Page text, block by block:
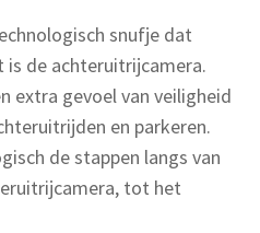
snufje dat
de achteruitrijcamera.
extra gevoel van veiligheid
en parkeren.
de stappen langs van
tot het